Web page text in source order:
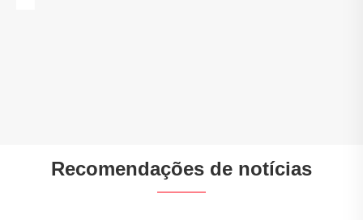
Recomendações de notícias